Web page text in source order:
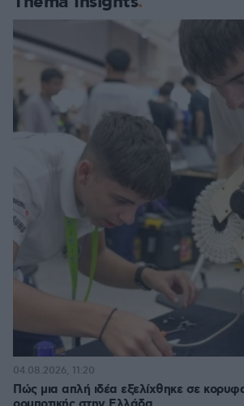
Πώς μια απλή ιδέα εξελίχθηκε σε
04.08.2026, 11:20